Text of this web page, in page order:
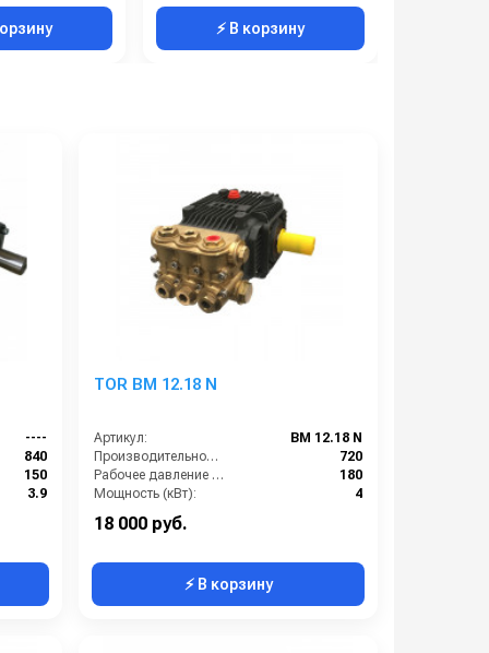
⚡ В корзину
----
840
150
3.9
TOR BM 12.18 N
Артикул:
BM 12.18 N
Производительность (л/ч):
720
Рабочее давление (бар):
180
Мощность (кВт):
4
Электропитание (В):
18 000 руб.
⚡ В корзину